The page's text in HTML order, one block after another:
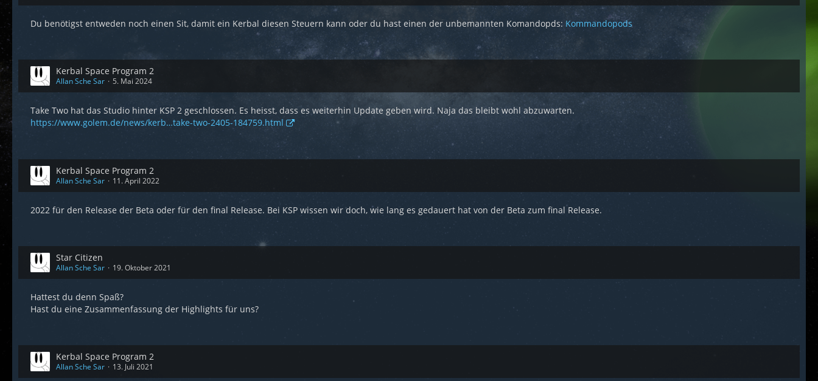
Du benötigst entweden noch einen Sit, damit ein Kerbal diesen Steuern kann oder du hast einen der unbemannten Komandopds: Kommandopods
Kerbal Space Program 2
Allan Sche Sar 5. Mai 2024
Take Two hat das Studio hinter KSP 2 geschlossen. Es heisst, dass es weiterhin Update geben wird. Naja das bleibt wohl abzuwarten.
https://www.golem.de/news/kerb…take-two-2405-184759.html
Kerbal Space Program 2
Allan Sche Sar 11. April 2022
2022 für den Release der Beta oder für den final Release. Bei KSP wissen wir doch, wie lang es gedauert hat von der Beta zum final Release.
Star Citizen
Allan Sche Sar 19. Oktober 2021
Hattest du denn Spaß?
Hast du eine Zusammenfassung der Highlights für uns?
Kerbal Space Program 2
Allan Sche Sar 13. Juli 2021